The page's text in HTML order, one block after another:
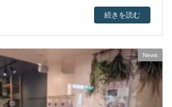
続きを読む
News